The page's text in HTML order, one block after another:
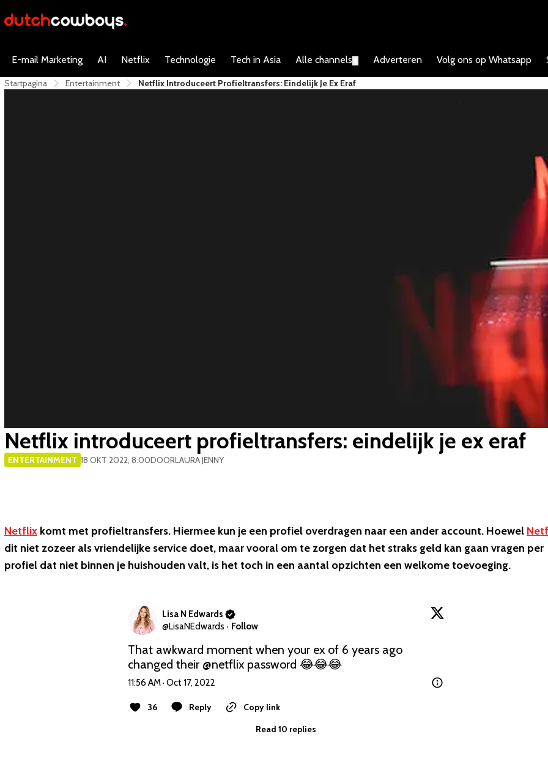
E-mail Marketing AI Netflix Technologie Tech in Asia Alle channels Adverteren Volg ons op Whatsapp
Startpagina Entertainment ​Netflix Introduceert Profieltransfers: Eindelijk Je Ex Eraf
​Netflix introduceert profieltransfers: eindelijk je ex eraf
ENTERTAINMENT 18 OKT 2022, 8:00DOORLAURA JENNY
Netflix komt met profieltransfers. Hiermee kun je een profiel overdragen naar een ander account. Hoewel
dit niet zozeer als vriendelijke service doet, maar vooral om te zorgen dat het straks geld kan gaan vragen per
profiel dat niet binnen je huishouden valt, is het toch in een aantal opzichten een welkome toevoeging.
Lisa N Edwards
@LisaNEdwards · Follow
That awkward moment when your ex of 6 years ago
changed their @netflix password 😂😂😂
11:56 AM · Oct 17, 2022
36 Reply
Copy link
Read 10 replies